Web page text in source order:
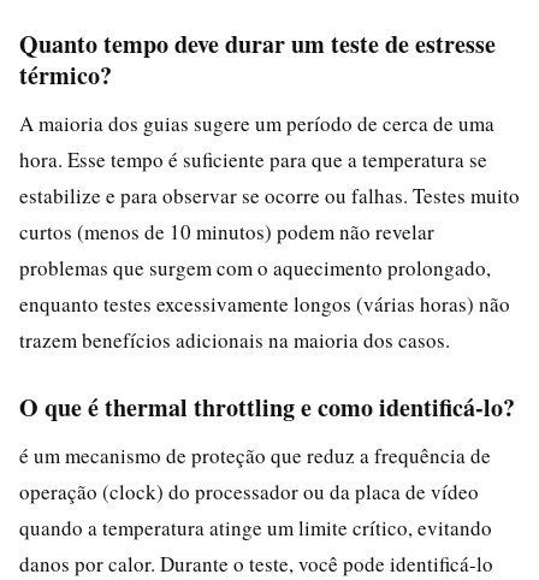
Quanto tempo deve durar um teste de estresse
térmico?
A maioria dos guias sugere um período de cerca de uma
hora. Esse tempo é suficiente para que a temperatura se
estabilize e para observar se ocorre ou falhas. Testes muito
curtos (menos de 10 minutos) podem não revelar
problemas que surgem com o aquecimento prolongado,
enquanto testes excessivamente longos (várias horas) não
trazem benefícios adicionais na maioria dos casos.
O que é thermal throttling e como identificá-lo?
é um mecanismo de proteção que reduz a frequência de
operação (clock) do processador ou da placa de vídeo
quando a temperatura atinge um limite crítico, evitando
danos por calor. Durante o teste, você pode identificá-lo